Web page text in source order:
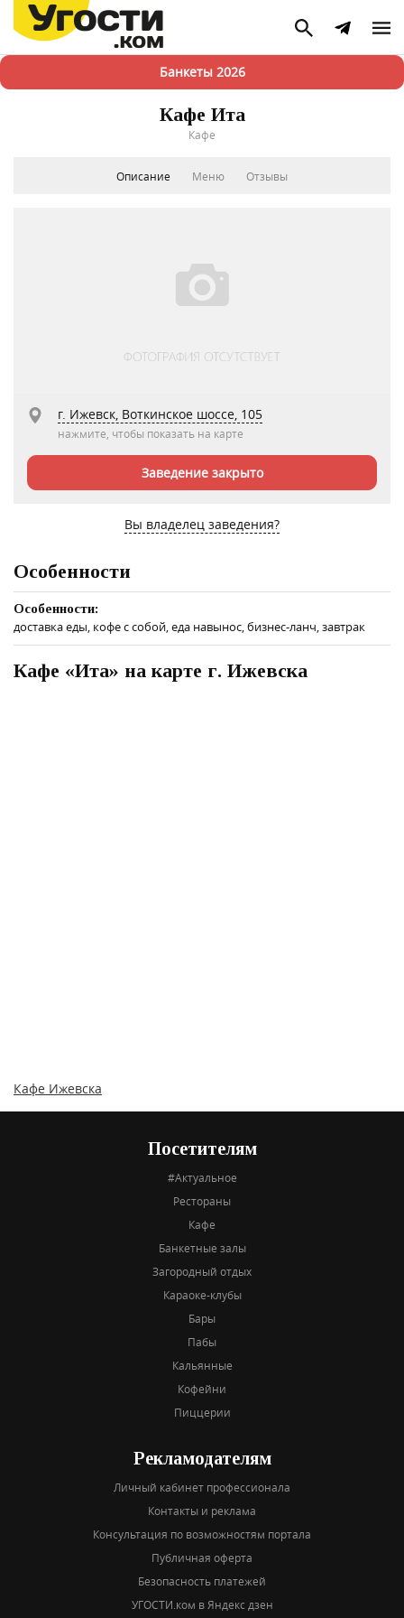
Банкеты 2026
Кафе Ита
Кафе
Описание Меню Отзывы
г. Ижевск, Воткинское шоссе, 105
нажмите, чтобы показать на карте
Заведение закрыто
Вы владелец заведения?
Особенности
Особенности:
доставка еды, кофе с собой, еда навынос, бизнес-ланч, завтрак
Кафе «Ита» на карте г. Ижевска
Кафе Ижевска
Посетителям
#Актуальное
Рестораны
Кафе
Банкетные залы
Загородный отдых
Караоке-клубы
Бары
Пабы
Кальянные
Кофейни
Пиццерии
Рекламодателям
Личный кабинет профессионала
Контакты и реклама
Консультация по возможностям портала
Публичная оферта
Безопасность платежей
УГОСТИ.ком в Яндекс дзен